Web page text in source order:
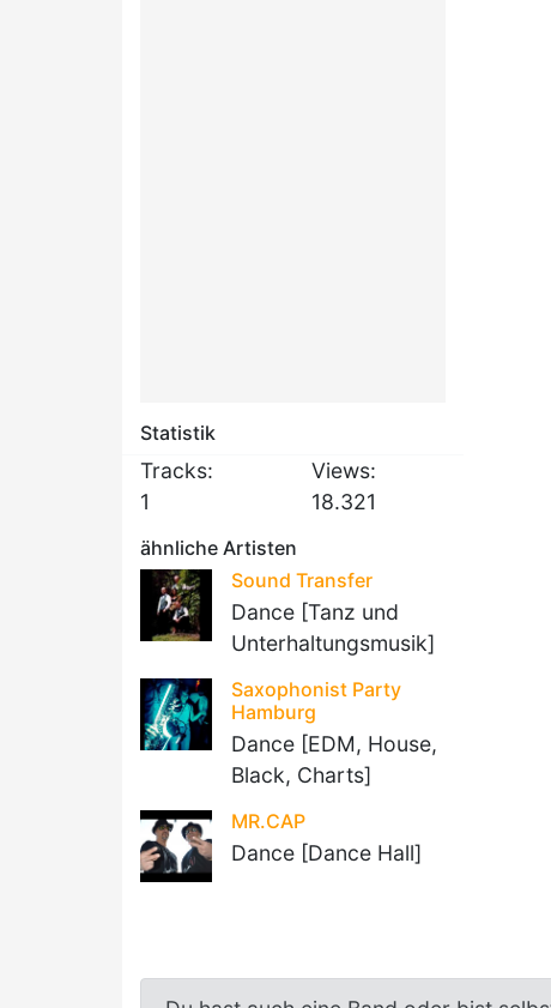
Statistik
Tracks:
1
Views:
18.321
ähnliche Artisten
Sound Transfer
Dance [Tanz und
Unterhaltungsmusik]
Saxophonist Party
Hamburg
Dance [EDM, House,
Black, Charts]
MR.CAP
Dance [Dance Hall]